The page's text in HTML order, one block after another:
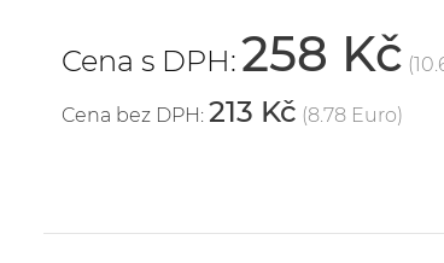
Cena s DPH:258 Kč
Cena bez DPH: 213 Kč (8.78 Euro)